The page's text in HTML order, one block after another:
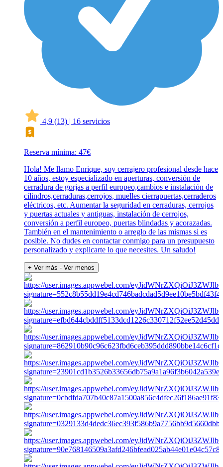
4,9 (13) | 16 servicios
Reserva mínima: 47€
Hola! Me llamo Enrique, soy cerrajero profesional desde hace
10 años, estoy especializado en aperturas, conversión de
cerradura de gorjas a perfil europeo,cambios e instalación de
cilindros,cerraduras,cerrojos, muelles cierrapuertas,cerraderos
eléctricos, etc. Aumentar la seguridad en cerraduras, cerrojos
y puertas actuales y antiguas, instalación de cerrojos,
conversión a perfil europeo, puertas blindadas y acorazadas.
También en el mantenimiento o arreglo de las mismas si es
posible. No dudes en contactar conmigo para un presupuesto
personalizado y explicarte lo que necesites. Un saludo!
+ Ver más - Ver menos